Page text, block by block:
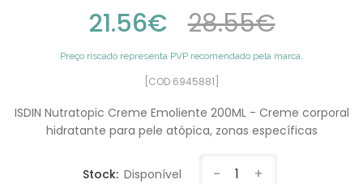
21.56€ 28.55€
Preço riscado representa PVP recomendado pela marca.
[COD 6945881]
ISDIN Nutratopic Creme Emoliente 200ML - Creme corporal
hidratante para pele atópica, zonas específicas
Stock: Disponível - 1 +